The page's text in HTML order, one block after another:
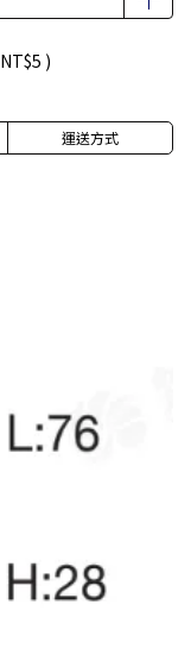
NT$5 )
運送方式